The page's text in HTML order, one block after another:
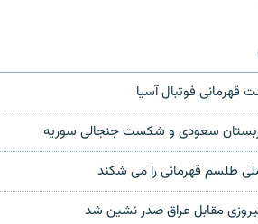
قهرمانی فوتبال آسیا
سعودی و شکست جنجالی سوريه
طلسم قهرمانی را می شکند
پيروزی مقابل عراق صدر نشين شد